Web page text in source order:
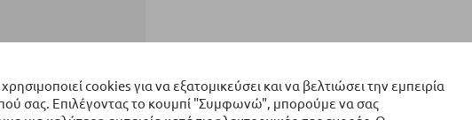
cookies για να εξατομικεύσει και να βελτιώσει την εμπειρία
σας. Επιλέγοντας το κουμπί "Συμφωνώ", μπορούμε να σας